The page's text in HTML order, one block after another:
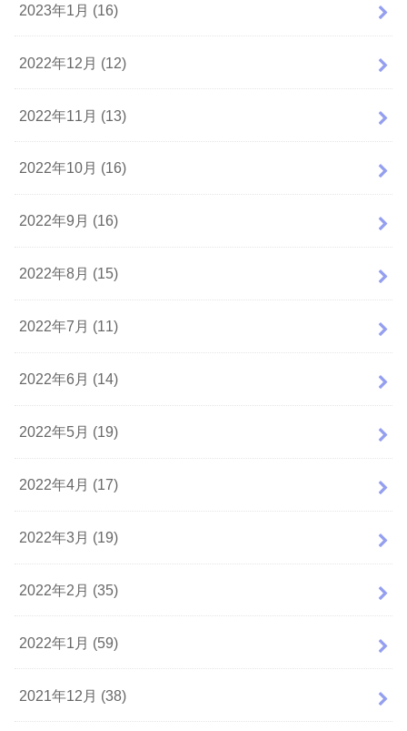
2023年1月 (16)
2022年12月 (12)
2022年11月 (13)
2022年10月 (16)
2022年9月 (16)
2022年8月 (15)
2022年7月 (11)
2022年6月 (14)
2022年5月 (19)
2022年4月 (17)
2022年3月 (19)
2022年2月 (35)
2022年1月 (59)
2021年12月 (38)